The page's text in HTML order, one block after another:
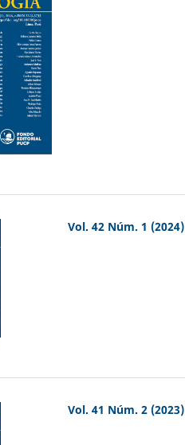
Vol. 42 Núm. 1 (2024)
Vol. 41 Núm. 2 (2023)